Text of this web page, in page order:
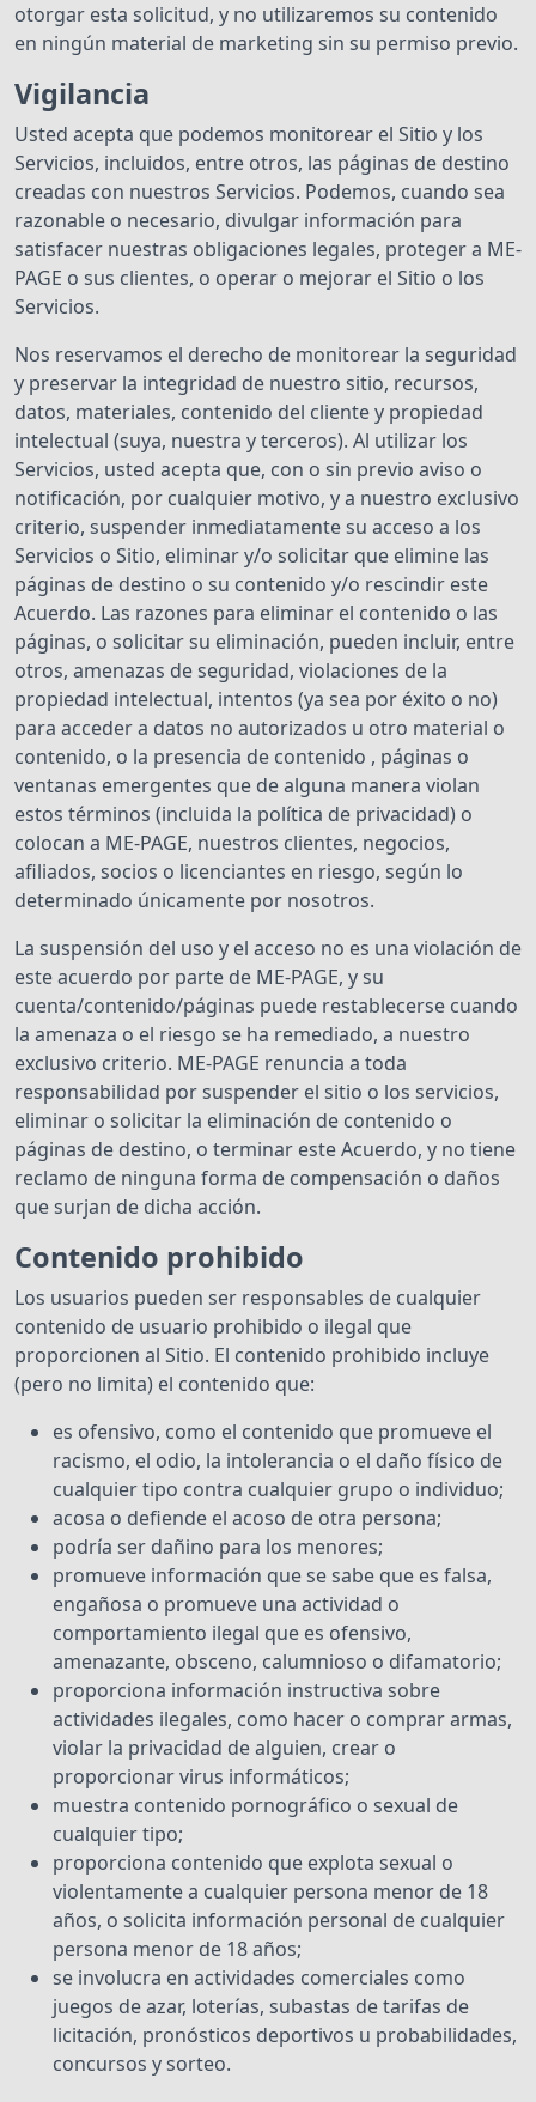
otorgar esta solicitud, y no utilizaremos su contenido
en ningún material de marketing sin su permiso previo.
Vigilancia
Usted acepta que podemos monitorear el Sitio y los
Servicios, incluidos, entre otros, las páginas de destino
creadas con nuestros Servicios. Podemos, cuando sea
razonable o necesario, divulgar información para
satisfacer nuestras obligaciones legales, proteger a ME-
PAGE o sus clientes, o operar o mejorar el Sitio o los
Servicios.
Nos reservamos el derecho de monitorear la seguridad
y preservar la integridad de nuestro sitio, recursos,
datos, materiales, contenido del cliente y propiedad
intelectual (suya, nuestra y terceros). Al utilizar los
Servicios, usted acepta que, con o sin previo aviso o
notificación, por cualquier motivo, y a nuestro exclusivo
criterio, suspender inmediatamente su acceso a los
Servicios o Sitio, eliminar y/o solicitar que elimine las
páginas de destino o su contenido y/o rescindir este
Acuerdo. Las razones para eliminar el contenido o las
páginas, o solicitar su eliminación, pueden incluir, entre
otros, amenazas de seguridad, violaciones de la
propiedad intelectual, intentos (ya sea por éxito o no)
para acceder a datos no autorizados u otro material o
contenido, o la presencia de contenido , páginas o
ventanas emergentes que de alguna manera violan
estos términos (incluida la política de privacidad) o
colocan a ME-PAGE, nuestros clientes, negocios,
afiliados, socios o licenciantes en riesgo, según lo
determinado únicamente por nosotros.
La suspensión del uso y el acceso no es una violación de
este acuerdo por parte de ME-PAGE, y su
cuenta/contenido/páginas puede restablecerse cuando
la amenaza o el riesgo se ha remediado, a nuestro
exclusivo criterio. ME-PAGE renuncia a toda
responsabilidad por suspender el sitio o los servicios,
eliminar o solicitar la eliminación de contenido o
páginas de destino, o terminar este Acuerdo, y no tiene
reclamo de ninguna forma de compensación o daños
que surjan de dicha acción.
Contenido prohibido
Los usuarios pueden ser responsables de cualquier
contenido de usuario prohibido o ilegal que
proporcionen al Sitio. El contenido prohibido incluye
(pero no limita) el contenido que:
es ofensivo, como el contenido que promueve el
racismo, el odio, la intolerancia o el daño físico de
cualquier tipo contra cualquier grupo o individuo;
acosa o defiende el acoso de otra persona;
podría ser dañino para los menores;
promueve información que se sabe que es falsa,
engañosa o promueve una actividad o
comportamiento ilegal que es ofensivo,
amenazante, obsceno, calumnioso o difamatorio;
proporciona información instructiva sobre
actividades ilegales, como hacer o comprar armas,
violar la privacidad de alguien, crear o
proporcionar virus informáticos;
muestra contenido pornográfico o sexual de
cualquier tipo;
proporciona contenido que explota sexual o
violentamente a cualquier persona menor de 18
años, o solicita información personal de cualquier
persona menor de 18 años;
se involucra en actividades comerciales como
juegos de azar, loterías, subastas de tarifas de
licitación, pronósticos deportivos u probabilidades,
concursos y sorteo.